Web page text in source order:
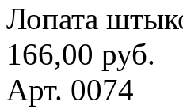
Лопата
166,00 руб.
Арт. 0074